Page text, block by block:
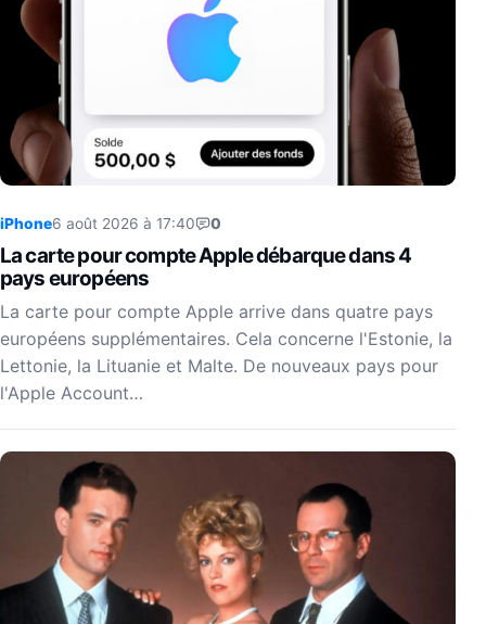
iPhone6 août 2026 à 17:40 0
La carte pour compte Apple débarque dans 4
pays européens
La carte pour compte Apple arrive dans quatre pays
européens supplémentaires. Cela concerne l'Estonie, la
Lettonie, la Lituanie et Malte. De nouveaux pays pour
l'Apple Account…